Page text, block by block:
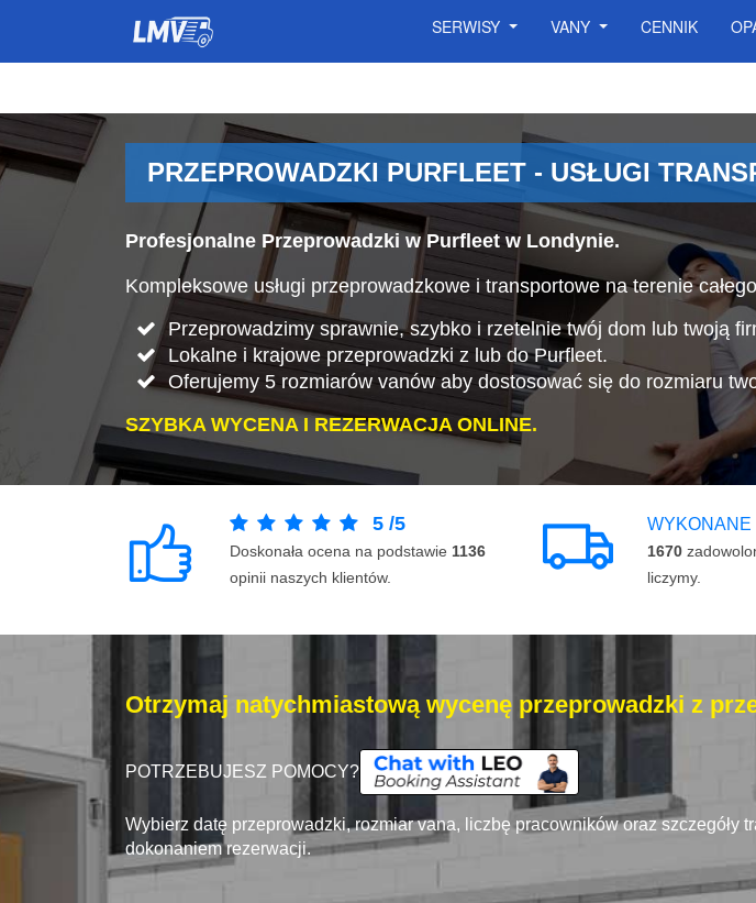
SERWISY VANY CENNIK
PRZEPROWADZKI PURFLEET - USŁUGI
Profesjonalne Przeprowadzki w Purfleet w Londynie.
Kompleksowe usługi przeprowadzkowe i transportowe na terenie
Przeprowadzimy sprawnie, szybko i rzetelnie twój dom lub twoją
Lokalne i krajowe przeprowadzki z lub do Purfleet.
Oferujemy 5 rozmiarów vanów aby dostosować się do rozmiaru
SZYBKA WYCENA I REZERWACJA ONLINE.
5 /5
Doskonała ocena na podstawie 1136
opinii naszych klientów.
WYKONANE
1670
liczymy.
Otrzymaj natychmiastową wycenę przeprowadzki z
POTRZEBUJESZ POMOCY?
Wybierz datę przeprowadzki, rozmiar vana, liczbę pracowników oraz
dokonaniem rezerwacji.